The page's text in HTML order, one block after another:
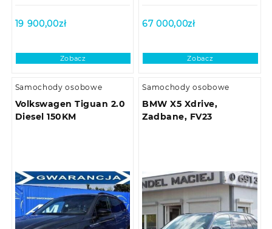
19 900,00zł
Zobacz
67 000,00zł
Zobacz
Samochody osobowe
Volkswagen Tiguan 2.0
Diesel 150KM
Samochody osobowe
BMW X5 Xdrive,
Zadbane, FV23